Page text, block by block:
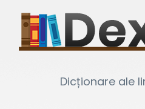
Dicționare ale